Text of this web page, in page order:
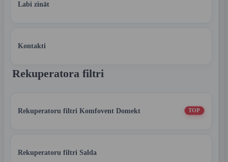
Labi zināt
Kontakti
Rekuperatora filtri
Rekuperatoru filtri Komfovent Domekt TOP
Rekuperatoru filtri Salda